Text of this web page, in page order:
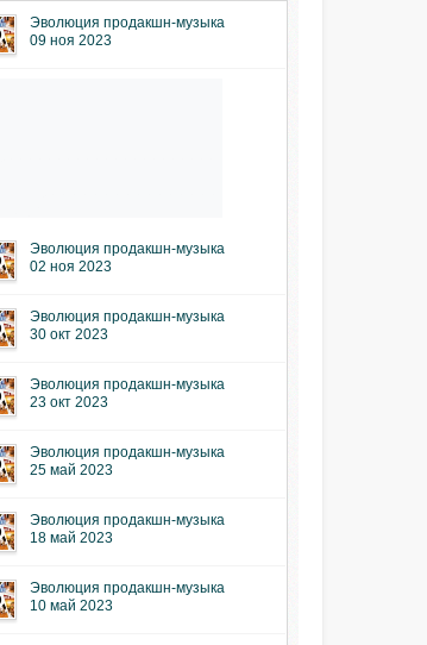
Эволюция продакшн-музыка
09 ноя 2023
Эволюция продакшн-музыка
02 ноя 2023
Эволюция продакшн-музыка
30 окт 2023
Эволюция продакшн-музыка
23 окт 2023
Эволюция продакшн-музыка
25 май 2023
Эволюция продакшн-музыка
18 май 2023
Эволюция продакшн-музыка
10 май 2023